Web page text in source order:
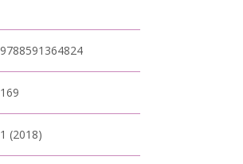
9788591364824
169
1 (2018)